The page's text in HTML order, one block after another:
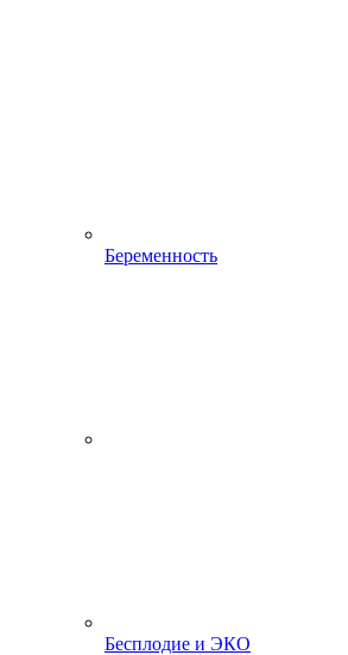
Беременность
Бесплодие и ЭКО